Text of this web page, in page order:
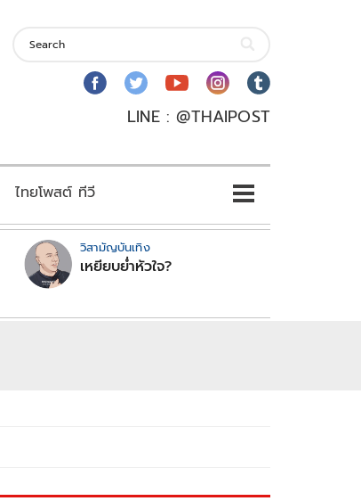
LINE : @THAIPOST
ไทยโพสต์ ทีวี
วิสามัญบันเทิง
เหยียบย่ำหัวใจ?